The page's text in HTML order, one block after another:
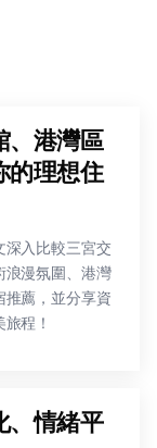
、港灣區
的理想住
深入比較三宮交
浪漫氛圍、港灣
推薦，並分享資
程！
、情緒平